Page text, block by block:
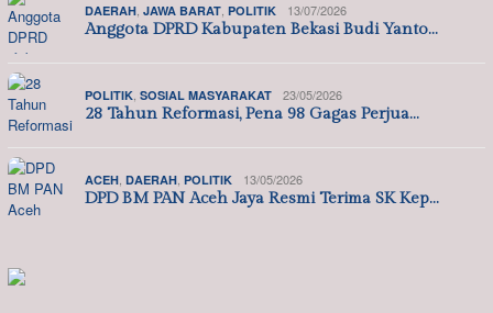
DAERAH, JAWA BARAT, POLITIK 13/07/2026
Anggota DPRD Kabupaten Bekasi Budi Yanto…
POLITIK, SOSIAL MASYARAKAT 23/05/2026
28 Tahun Reformasi, Pena 98 Gagas Perjua…
ACEH, DAERAH, POLITIK 13/05/2026
DPD BM PAN Aceh Jaya Resmi Terima SK Kep…